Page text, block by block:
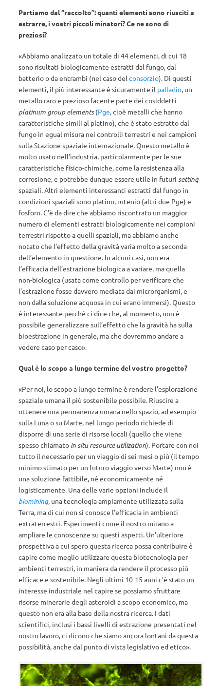
Partiamo dal “raccolto”: quanti elementi sono riusciti a
estrarre, i vostri piccoli minatori? Ce ne sono di
preziosi?
«Abbiamo analizzato un totale di 44 elementi, di cui 18
sono risultati biologicamente estratti dal fungo, dal
batterio o da entrambi (nel caso del consorzio). Di questi
elementi, il più interessante è sicuramente il palladio, un
metallo raro e prezioso facente parte dei cosiddetti
platinum group elements(Pge, cioè metalli che hanno
caratteristiche simili al platino), che è stato estratto dal
fungo in egual misura nei controlli terrestri e nei campioni
sulla Stazione spaziale internazionale. Questo metallo è
molto usato nell’industria, particolarmente per le sue
caratteristiche fisico-chimiche, come la resistenza alla
corrosione, e potrebbe dunque essere utile in futuri setting
spaziali. Altri elementi interessanti estratti dal fungo in
condizioni spaziali sono platino, rutenio (altri due Pge) e
fosforo. C’è da dire che abbiamo riscontrato un maggior
numero di elementi estratti biologicamente nei campioni
terrestri rispetto a quelli spaziali, ma abbiamo anche
notato che l’effetto della gravità varia molto a seconda
dell’elemento in questione. In alcuni casi, non era
l’efficacia dell’estrazione biologica a variare, ma quella
non-biologica (usata come controllo per verificare che
l’estrazione fosse davvero mediata dai microrganismi, e
non dalla soluzione acquosa in cui erano immersi). Questo
è interessante perché ci dice che, al momento, non è
possibile generalizzare sull’effetto che la gravità ha sulla
bioestrazione in generale, ma che dovremmo andare a
vedere caso per caso».
Qual è lo scopo a lungo termine del vostro progetto?
«Per noi, lo scopo a lungo termine è rendere l’esplorazione
spaziale umana il più sostenibile possibile. Riuscire a
ottenere una permanenza umana nello spazio, ad esempio
sulla Luna o su Marte, nel lungo periodo richiede di
disporre di una serie di risorse locali (quello che viene
spesso chiamato in situ resource utilization). Portare con noi
tutto il necessario per un viaggio di sei mesi o più (il tempo
minimo stimato per un futuro viaggio verso Marte) non è
una soluzione fattibile, né economicamente né
logisticamente. Una delle varie opzioni include il
biomining, una tecnologia ampiamente utilizzata sulla
Terra, ma di cui non si conosce l’efficacia in ambienti
extraterrestri. Esperimenti come il nostro mirano a
ampliare le conoscenze su questi aspetti. Un’ulteriore
prospettiva a cui spero questa ricerca possa contribuire è
capire come meglio utilizzare questa biotecnologia per
ambienti terrestri, in maniera da rendere il processo più
efficace e sostenibile. Negli ultimi 10-15 anni c’è stato un
interesse industriale nel capire se possiamo sfruttare
risorse minerarie degli asteroidi a scopo economico, ma
questo non era alla base della nostra ricerca. I dati
scientifici, inclusi i bassi livelli di estrazione presentati nel
nostro lavoro, ci dicono che siamo ancora lontani da questa
possibilità, anche dal punto di vista legislativo ed etico».